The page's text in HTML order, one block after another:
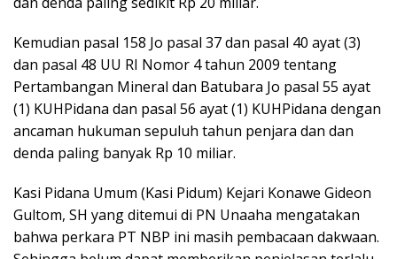
Kemudian pasal 158 Jo pasal 37 dan pasal 40 ayat (3)
dan pasal 48 UU RI Nomor 4 tahun 2009 tentang
Pertambangan Mineral dan Batubara Jo pasal 55 ayat
(1) KUHPidana dan pasal 56 ayat (1) KUHPidana dengan
ancaman hukuman sepuluh tahun penjara dan dan
denda paling banyak Rp 10 miliar.
Kasi Pidana Umum (Kasi Pidum) Kejari Konawe Gideon
Gultom, SH yang ditemui di PN Unaaha mengatakan
bahwa perkara PT NBP ini masih pembacaan dakwaan.